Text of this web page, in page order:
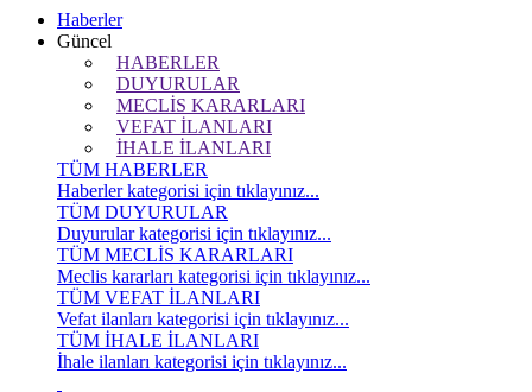
Haberler
Güncel
HABERLER
DUYURULAR
MECLİS KARARLARI
VEFAT İLANLARI
İHALE İLANLARI
TÜM HABERLER
Haberler kategorisi için tıklayınız...
TÜM DUYURULAR
Duyurular kategorisi için tıklayınız...
TÜM MECLİS KARARLARI
Meclis kararları kategorisi için tıklayınız...
TÜM VEFAT İLANLARI
Vefat ilanları kategorisi için tıklayınız...
TÜM İHALE İLANLARI
İhale ilanları kategorisi için tıklayınız...